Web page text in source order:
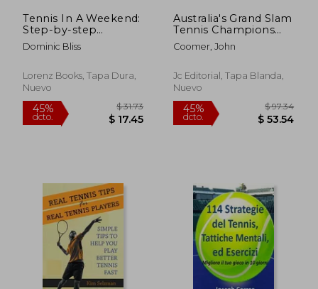
45%
dcto.
$ 28.81 45%
dcto.
Tennis In A Weekend:
Step-by-step
Techniques to
Improve Your Skills
Dominic Bliss
Lorenz Books, Tapa Dura,
Nuevo
Australia's Grand Slam
Tennis Champions
(en Inglés)
Coomer, John
Jc Editorial, Tapa Blanda,
Nuevo